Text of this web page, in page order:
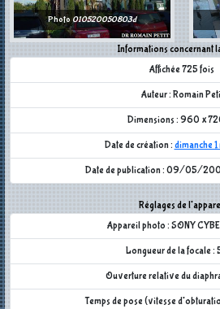
Photo 010520050803d
Informations concernant
Affichée 725 fois
Auteur : Romain
Dimensions : 960 x
Date de création : dimanche
Date de publication : 09/05/
Réglages de
Appareil photo : SONY
Longueur de la focale :
Ouverture relative du
Temps de pose (vitesse